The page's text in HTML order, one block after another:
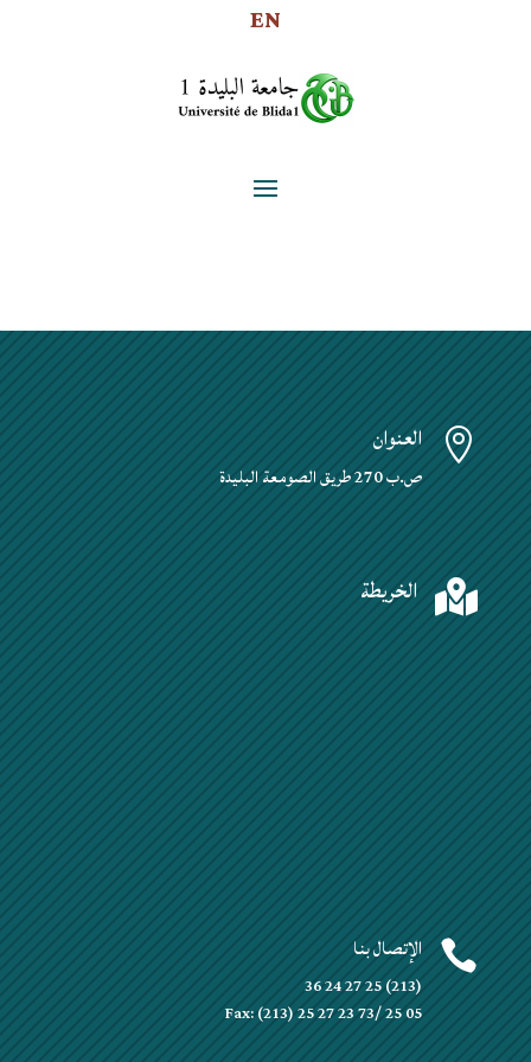
EN
 العنوان
ص.ب 270 طريق الصومعة البليدة
 الخريطة
 الإتصال بنا
(213) 25 27 24 36
Fax: (213) 25 27 23 73/ 25 05